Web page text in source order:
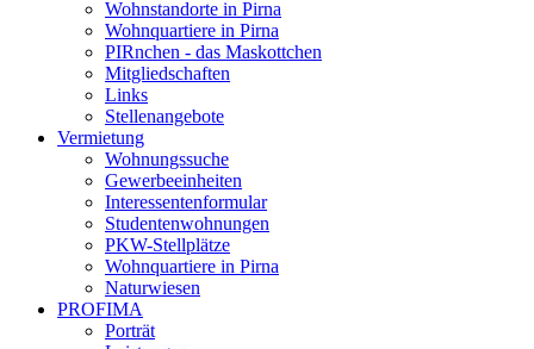
Wohnstandorte in Pirna
Wohnquartiere in Pirna
PIRnchen - das Maskottchen
Mitgliedschaften
Links
Stellenangebote
Vermietung
Wohnungssuche
Gewerbeeinheiten
Interessentenformular
Studentenwohnungen
PKW-Stellplätze
Wohnquartiere in Pirna
Naturwiesen
PROFIMA
Porträt